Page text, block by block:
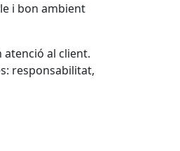
i bon ambient
al client.
responsabilitat,